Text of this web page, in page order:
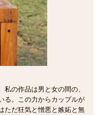
の作品は男と女の間の、
る。この力からカップルが
ただ狂気と憎悪と嫉妬と無